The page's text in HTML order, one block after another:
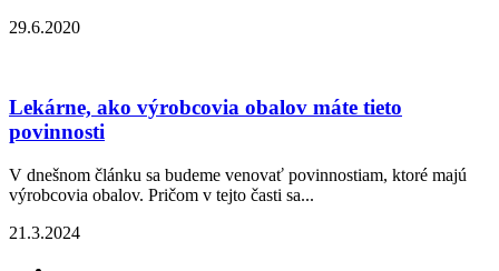
29.6.2020
Lekárne, ako výrobcovia obalov máte tieto
povinnosti
V dnešnom článku sa budeme venovať povinnostiam, ktoré majú
výrobcovia obalov. Pričom v tejto časti sa...
21.3.2024